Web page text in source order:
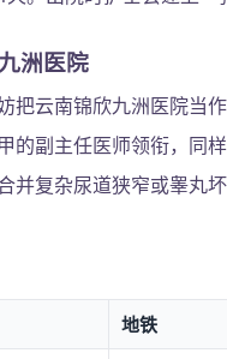
洲医院
把云南锦欣九洲医院当
的副主任医师领衔，同
并复杂尿道狭窄或睾丸
地铁